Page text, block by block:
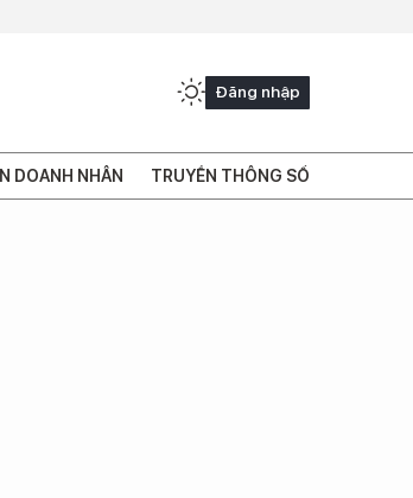
Đăng nhập
DOANH NHÂN TRUYỀN THÔNG SỐ